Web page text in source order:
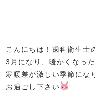
こんにちは！歯科衛生士
3月になり、暖かくなっ
寒暖差が激しい季節にな
お過ごし下さい